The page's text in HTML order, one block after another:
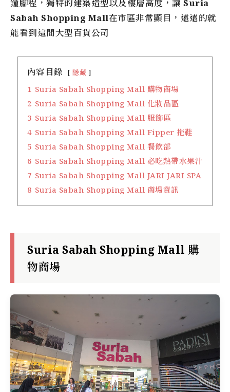
鐘腳程，獨特的建築造型以及樓層高度，讓 Suria
Sabah Shopping Mall在市區非常顯目，遠遠的就
能看到這間大型百貨公司
內容目錄 隱藏
1 Suria Sabah Shopping Mall 購物商場
2 Suria Sabah Shopping Mall 化妝品區
3 Suria Sabah Shopping Mall 服飾區
4 Suria Sabah Shopping Mall Fipper 拖鞋
5 Suria Sabah Shopping Mall 餐飲部
6 Suria Sabah Shopping Mall 必吃熱帶水果汁
7 Suria Sabah Shopping Mall JARI JARI SPA
8 Suria Sabah Shopping Mall 商場資訊
Suria Sabah Shopping Mall 購
物商場